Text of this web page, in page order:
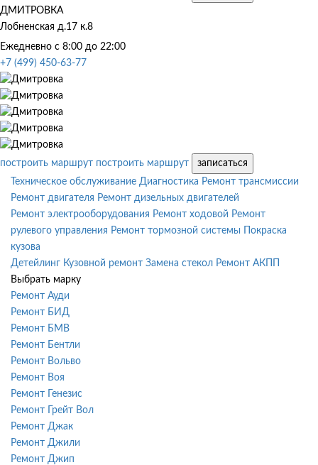
ДМИТРОВКА
Лобненская д.17 к.8
Ежедневно с 8:00 до 22:00
+7 (499) 450-63-77
построить маршрут построить маршрут
записаться
Техническое обслуживание Диагностика Ремонт трансмиссии
Ремонт двигателя Ремонт дизельных двигателей
Ремонт электрооборудования Ремонт ходовой Ремонт
рулевого управления Ремонт тормозной системы
Покраска
кузова
Детейлинг Кузовной ремонт Замена стекол Ремонт АКПП
Выбрать марку
Ремонт Ауди
Ремонт БИД
Ремонт БМВ
Ремонт Бентли
Ремонт Вольво
Ремонт Воя
Ремонт Генезис
Ремонт Грейт Вол
Ремонт Джак
Ремонт Джили
Ремонт Джип